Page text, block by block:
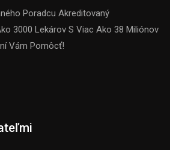
Poradcu Akreditovaný
3000 Lekárov S Viac Ako 38 Miliónov
Vám Pomôcť!